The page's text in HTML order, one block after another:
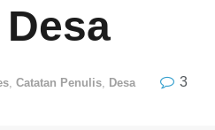
, Catatan Penulis, Desa 3